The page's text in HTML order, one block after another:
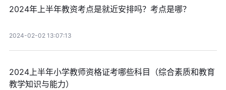
2024年上半年教资考点是就近安排吗？考点是哪？
2024-02-02 13:07:13
2024上半年小学教师资格证考哪些科目（综合素质和教育
教学知识与能力）